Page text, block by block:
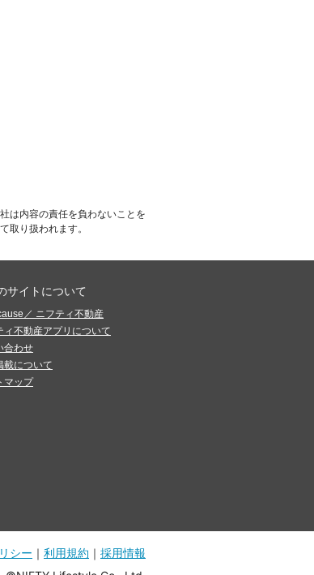
は内容の責任を負わないことを
取り扱われます。
サイトについて
／ ニフティ不動産
ィ不動産アプリについて
合わせ
載について
マップ
シー ｜ 利用規約 ｜ 採用情報